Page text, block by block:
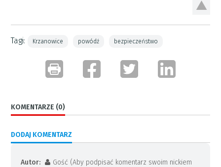
Tagi: Krzanowice powódź bezpieczeństwo
KOMENTARZE (0)
DODAJ KOMENTARZ
Autor:
Gość (Aby podpisać komentarz swoim nickiem